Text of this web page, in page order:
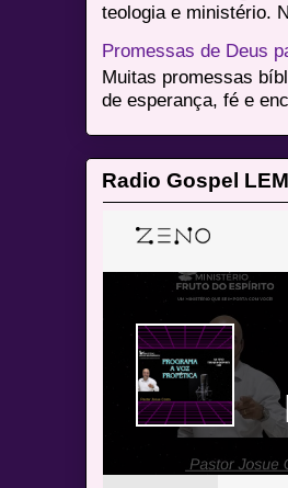
teologia e ministério.
Promessas de Deus
Muitas promessas
de esperança, fé e
Radio Gospel LEM